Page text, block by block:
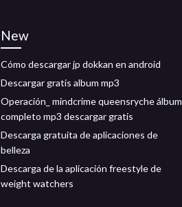
New
Cómo descargar jp dokkan en android
Descargar gratis album mp3
Operación_ mindcrime queensryche álbum
completo mp3 descargar gratis
Descarga gratuita de aplicaciones de
belleza
Descarga de la aplicación freestyle de
weight watchers